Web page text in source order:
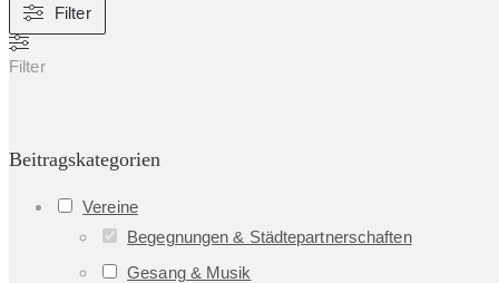
Filter
Filter
Beitragskategorien
Vereine
Begegnungen & Städtepartnerschaften
Gesang & Musik